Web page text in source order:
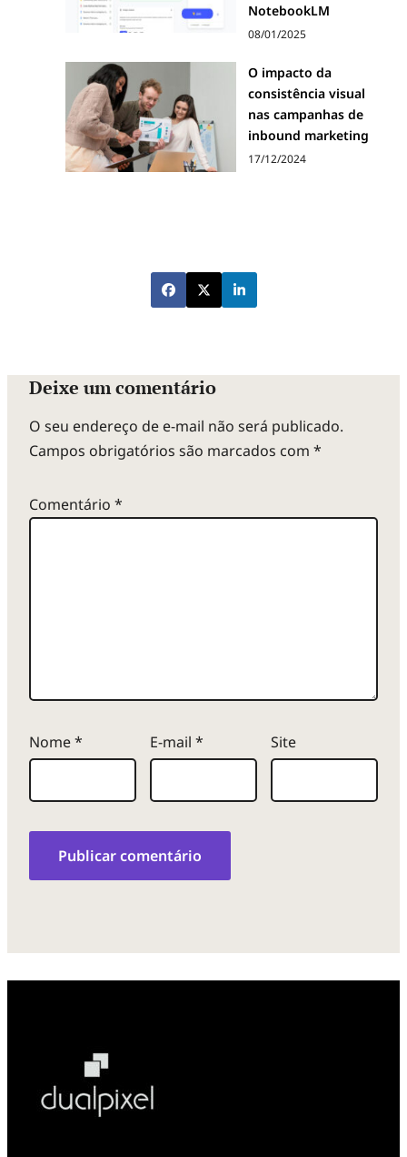
NotebookLM
08/01/2025
O impacto da
consistência visual
nas campanhas de
inbound marketing
17/12/2024
Deixe um comentário
O seu endereço de e-mail não será publicado.
Campos obrigatórios são marcados com *
Comentário *
Nome* E-mail * Site